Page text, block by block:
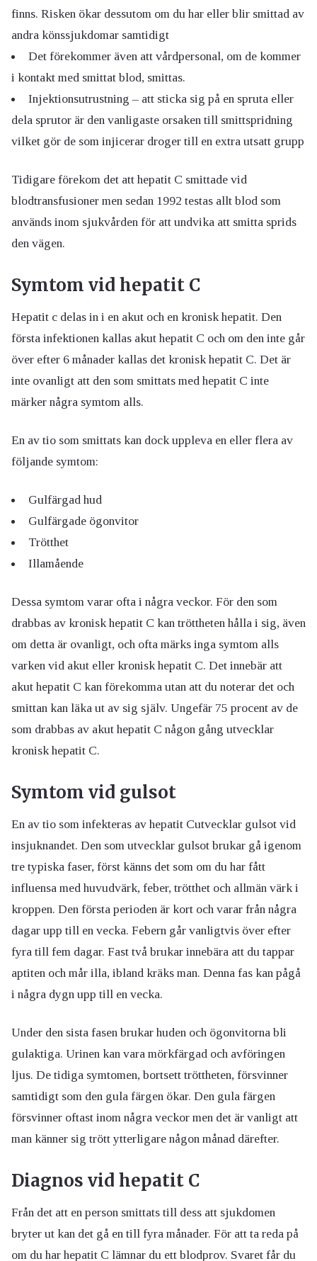
finns. Risken ökar dessutom om du har eller blir smittad av
andra könssjukdomar samtidigt
Det förekommer även att vårdpersonal, om de kommer
i kontakt med smittat blod, smittas.
Injektionsutrustning – att sticka sig på en spruta eller
dela sprutor är den vanligaste orsaken till smittspridning
vilket gör de som injicerar droger till en extra utsatt grupp
Tidigare förekom det att hepatit C smittade vid
blodtransfusioner men sedan 1992 testas allt blod som
används inom sjukvården för att undvika att smitta sprids
den vägen.
Symtom vid hepatit C
Hepatit c delas in i en akut och en kronisk hepatit. Den
första infektionen kallas akut hepatit C och om den inte går
över efter 6 månader kallas det kronisk hepatit C. Det är
inte ovanligt att den som smittats med hepatit C inte
märker några symtom alls.
En av tio som smittats kan dock uppleva en eller flera av
följande symtom:
Gulfärgad hud
Gulfärgade ögonvitor
Trötthet
Illamående
Dessa symtom varar ofta i några veckor. För den som
drabbas av kronisk hepatit C kan tröttheten hålla i sig, även
om detta är ovanligt, och ofta märks inga symtom alls
varken vid akut eller kronisk hepatit C. Det innebär att
akut hepatit C kan förekomma utan att du noterar det och
smittan kan läka ut av sig själv. Ungefär 75 procent av de
som drabbas av akut hepatit C någon gång utvecklar
kronisk hepatit C.
Symtom vid gulsot
En av tio som infekteras av hepatit Cutvecklar gulsot vid
insjuknandet. Den som utvecklar gulsot brukar gå igenom
tre typiska faser, först känns det som om du har fått
influensa med huvudvärk, feber, trötthet och allmän värk i
kroppen. Den första perioden är kort och varar från några
dagar upp till en vecka. Febern går vanligtvis över efter
fyra till fem dagar. Fast två brukar innebära att du tappar
aptiten och mår illa, ibland kräks man. Denna fas kan pågå
i några dygn upp till en vecka.
Under den sista fasen brukar huden och ögonvitorna bli
gulaktiga. Urinen kan vara mörkfärgad och avföringen
ljus. De tidiga symtomen, bortsett tröttheten, försvinner
samtidigt som den gula färgen ökar. Den gula färgen
försvinner oftast inom några veckor men det är vanligt att
man känner sig trött ytterligare någon månad därefter.
Diagnos vid hepatit C
Från det att en person smittats till dess att sjukdomen
bryter ut kan det gå en till fyra månader. För att ta reda på
om du har hepatit C lämnar du ett blodprov. Svaret får du